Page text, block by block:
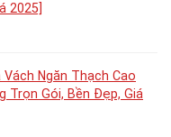
2025]
Vách Ngăn Thạch Cao
Trọn Gói, Bền Đẹp, Giá